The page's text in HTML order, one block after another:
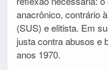
anacrônico, contrário
(SUS) e elitista. Em
justa contra abusos e
anos 1970.